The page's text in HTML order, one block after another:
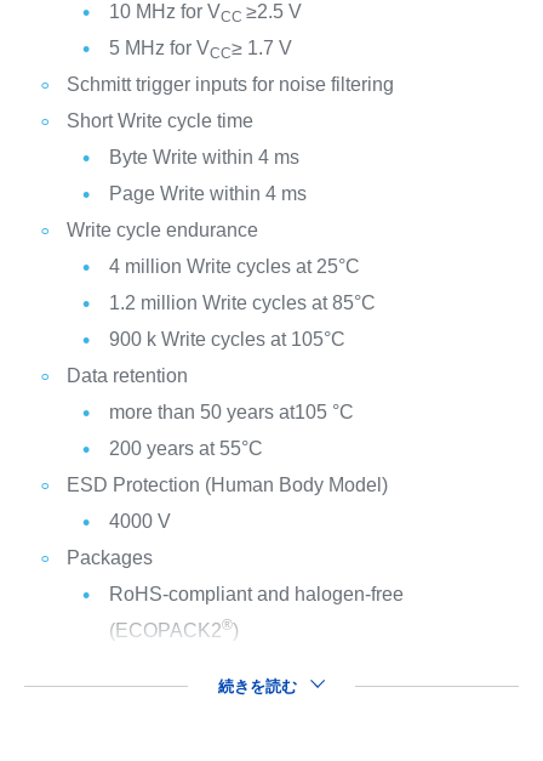
10 MHz for VCC ≥2.5 V
5 MHz for VCC≥ 1.7 V
Schmitt trigger inputs for noise filtering
Short Write cycle time
Byte Write within 4 ms
Page Write within 4 ms
Write cycle endurance
4 million Write cycles at 25°C
1.2 million Write cycles at 85°C
900 k Write cycles at 105°C
Data retention
more than 50 years at105 °C
200 years at 55°C
ESD Protection (Human Body Model)
4000 V
Packages
RoHS-compliant and halogen-free
(ECOPACK2®)
続きを読む